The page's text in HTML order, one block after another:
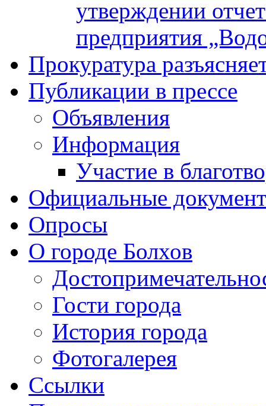
утверждении
предприятия
Прокуратура
Публикации в прессе
Объявления
Информация
Участие в
Официальные
Опросы
О городе Болхов
Гости города
История города
Фотогалерея
Ссылки